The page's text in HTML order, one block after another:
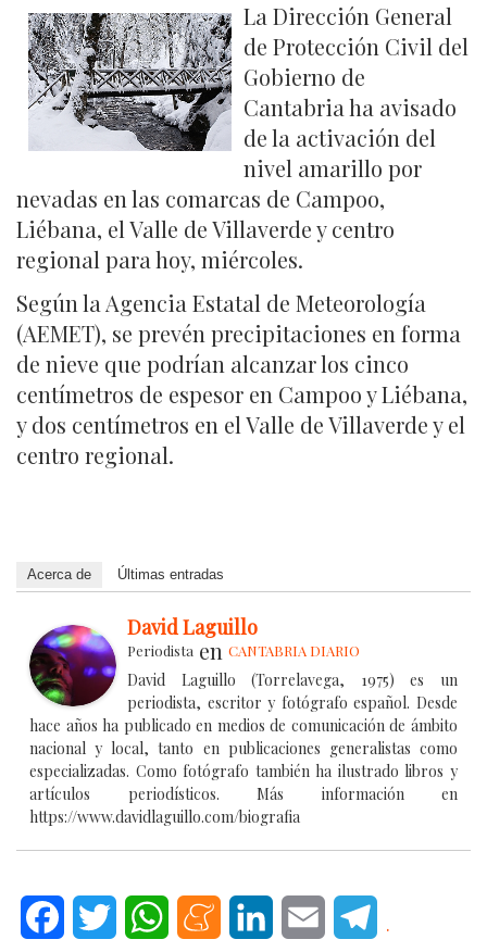
La Dirección General
de Protección Civil del
Gobierno de
Cantabria ha avisado
de la activación del
nivel amarillo por
nevadas en las comarcas de Campoo,
Liébana, el Valle de Villaverde y centro
regional para hoy, miércoles.
Según la Agencia Estatal de Meteorología
(AEMET), se prevén precipitaciones en forma
de nieve que podrían alcanzar los cinco
centímetros de espesor en Campoo y Liébana,
y dos centímetros en el Valle de Villaverde y el
centro regional.
Acerca de Últimas entradas
David Laguillo
Periodista en CANTABRIA DIARIO
David Laguillo (Torrelavega, 1975) es un
periodista, escritor y fotógrafo español. Desde
hace años ha publicado en medios de comunicación de ámbito
nacional y local, tanto en publicaciones generalistas como
especializadas. Como fotógrafo también ha ilustrado libros y
artículos periodísticos. Más información en
https://www.davidlaguillo.com/biografia
FacebookTwitter WhatsAppMeneameLinkedInEmail .